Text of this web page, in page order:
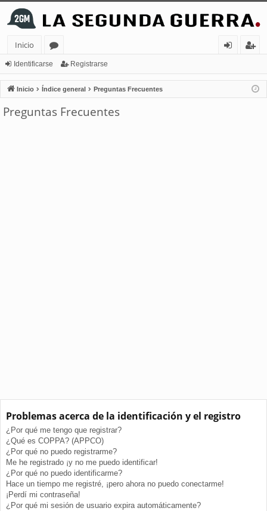
Inicio
or
os
nt
ifi
ist
ra
Identificarse Registrarse
Inicio Índice general Preguntas Frecuentes
Preguntas Frecuentes
Problemas acerca de la identificación y el registro
¿Por qué me tengo que registrar?
¿Qué es COPPA? (APPCO)
¿Por qué no puedo registrarme?
Me he registrado ¡y no me puedo identificar!
¿Por qué no puedo identificarme?
Hace un tiempo me registré, ¡pero ahora no puedo conectarme!
¡Perdí mi contraseña!
¿Por qué mi sesión de usuario expira automáticamente?